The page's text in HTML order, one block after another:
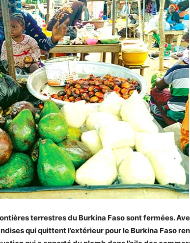
terrestres du Burkina Faso sont fermées.
qui quittent l’extérieur pour le Burkina Faso